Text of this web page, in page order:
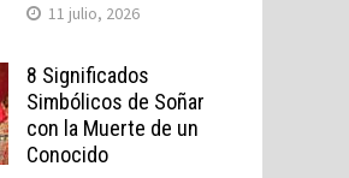
11 julio, 2026
8 Significados
Simbólicos de Soñar
con la Muerte de un
Conocido